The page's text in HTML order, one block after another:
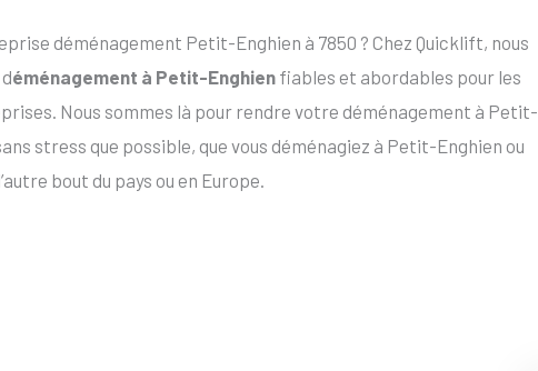
déménagement Petit-Enghien à 7850 ? Chez Quicklift, nous
éménagement à Petit-Enghien fiables et abordables pour les
Nous sommes là pour rendre votre déménagement à Petit-
stress que possible, que vous déménagiez à Petit-Enghien ou
bout du pays ou en Europe.